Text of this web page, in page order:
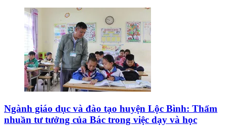
Ngành giáo dục và đào tạo huyện Lộc Bình: Thấm
nhuần tư tưởng của Bác trong việc dạy và học